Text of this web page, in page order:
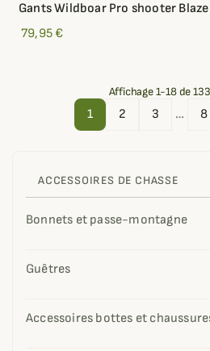
ACCESSOIRES DE CHASSE
Bonnets et passe-montagne
Guêtres
Accessoires bottes et
Gants Wildboar Pro shooter
79,95 €
Affichage 1-18 de
1 2 3 … 8